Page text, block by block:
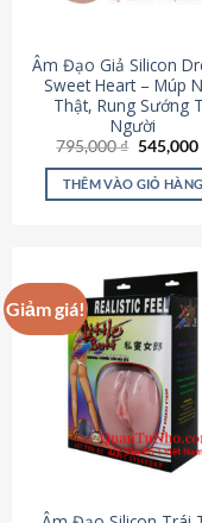
Âm Đạo Giả Silicon
Sweet Heart – Múp
Thật, Rung Sướng
Người
795,000₫ Giá
là:
795,000 ₫.
545,000
THÊM VÀO GIỎ HÀNG
Giảm giá!